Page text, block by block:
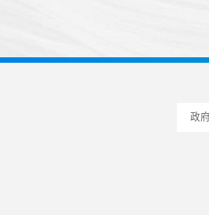
政